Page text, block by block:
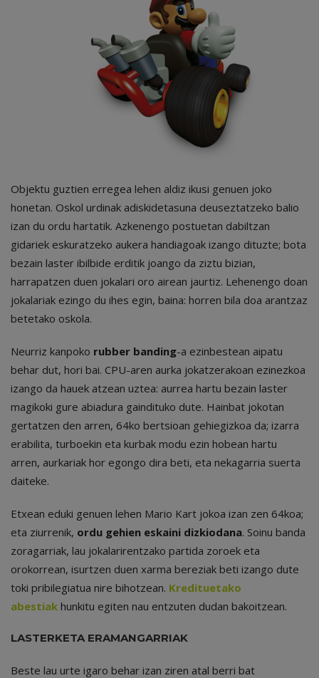
Objektu guztien erregea lehen aldiz ikusi genuen joko
honetan. Oskol urdinak adiskidetasuna deuseztatzeko balio
izan du ordu hartatik. Azkenengo postuetan dabiltzan
gidariek eskuratzeko aukera handiagoak izango dituzte; bota
bezain laster ibilbide erditik joango da ziztu bizian,
harrapatzen duen jokalari oro airean jaurtiz. Lehenengo doan
jokalariak ezingo du ihes egin, baina: horren bila doa arantzaz
betetako oskola.
Neurriz kanpoko rubber banding-a ezinbestean aipatu
behar dut, hori bai. CPU-aren aurka jokatzerakoan ezinezkoa
izango da hauek atzean uztea: aurrea hartu bezain laster
magikoki gure abiadura gaindituko dute. Hainbat jokotan
gertatzen den arren, 64ko bertsioan gehiegizkoa da; izarra
erabilita, turboekin eta kurbak modu ezin hobean hartu
arren, aurkariak hor egongo dira beti, eta nekagarria suerta
daiteke.
Etxean eduki genuen lehen Mario Kart jokoa izan zen 64koa;
eta ziurrenik, ordu gehien eskaini dizkiodana. Soinu banda
zoragarriak, lau jokalarirentzako partida zoroek eta
orokorrean, isurtzen duen xarma bereziak beti izango dute
toki pribilegiatua nire bihotzean. Kredituetako
abestiak hunkitu egiten nau entzuten dudan bakoitzean.
LASTERKETA ERAMANGARRIAK
Beste lau urte igaro behar izan ziren atal berri bat